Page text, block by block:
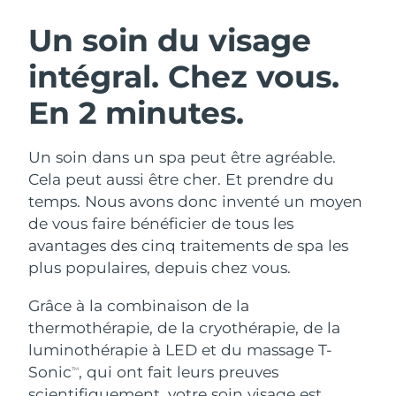
Un soin du visage
intégral. Chez vous.
En 2 minutes.
Un soin dans un spa peut être agréable.
Cela peut aussi être cher. Et prendre du
temps. Nous avons donc inventé un moyen
de vous faire bénéficier de tous les
avantages des cinq traitements de spa les
plus populaires, depuis chez vous.
Grâce à la combinaison de la
thermothérapie, de la cryothérapie, de la
luminothérapie à LED et du massage T-
SonicTM, qui ont fait leurs preuves
Nettoyage du visage
Anti-aging massage
LUNA™ 4 Plus
Massage, LED heating
LUNA™ 4 Men
For men, anti-aging massage
Lifting
Microcurrent toning
BEAR™ 2 go
Microcurrent toning on-the-go
BEAR™ 2 eyes & lips
Microcurrent line smoothing device
Hydratation
UFO™ 3 coffret
Deep facial hydration
UFO™ 3 LED
Near-infrared and red light therapy
device
Soin bucco-dentaire
issa™ 4
Hybrid silicone sonic toothbrush
issa™ 4 plus
Smart hybrid silicone sonic toothbrush
FAQ™ TRAITEMENT ANTI-ÂGE
Anti-âge Traitements LED
NEW
Autriche Livraison estimée
Bahreïn Livraison estimée8/11/26
Belgique Livraison estimée
Bermudes Livraison estimée8/16/26
Bosnie-Herzégovine Livraison estimée
Bulgarie Livraison estimée
Canada Livraison estimée 8/14/26
Chili Livraison estimée